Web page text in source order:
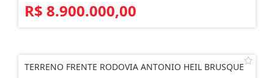
R$ 8.900.000,00
TERRENO FRENTE RODOVIA ANTONIO HEIL BRUSQUE